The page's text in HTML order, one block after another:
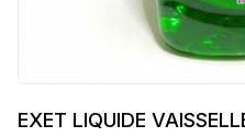
EXET LIQUIDE